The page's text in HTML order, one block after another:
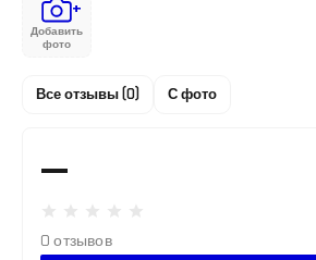
+
Добавить
фото
Все отзывы (0) С фото
—
0 отзывов